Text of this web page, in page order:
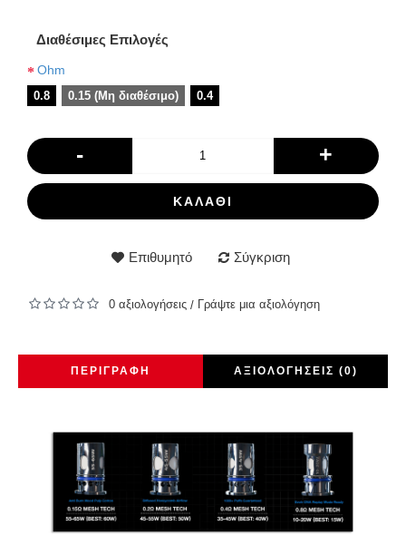
Διαθέσιμες Επιλογές
Ohm
0.8 0.15 (Μη διαθέσιμο) 0.4
- +
ΚΑΛΆΘΙ
Επιθυμητό Σύγκριση
0 αξιολογήσεις / Γράψτε μια αξιολόγηση
ΠΕΡΙΓΡΑΦΉ ΑΞΙΟΛΟΓΉΣΕΙΣ (0)